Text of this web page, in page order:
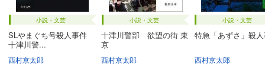
小説・文芸
SLやまぐち号殺人事件
十津川警...
西村京太郎
小説・文芸
十津川警部 欲望の街 東
京
西村京太郎
小説・文芸
特急「あずさ」殺
西村京太郎